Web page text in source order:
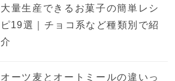
大量生産できるお菓子の簡単レシ
ピ19選｜チョコ系など種類別で紹
介
オーツ麦とオートミールの違いっ